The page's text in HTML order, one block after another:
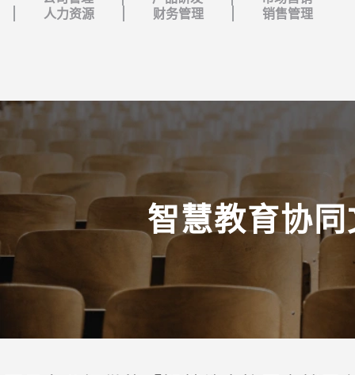
人力资源
财务管理 销售管理
智慧教育协